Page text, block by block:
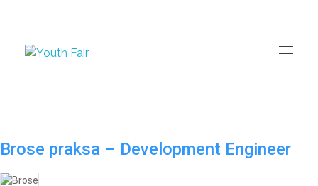
Brose praksa – Development Engineer